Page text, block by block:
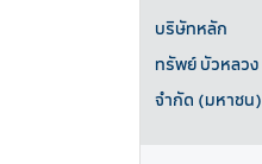
บริษัทหลัก
ทรัพย์ บัวหลวง
จำกัด (มหาชน)